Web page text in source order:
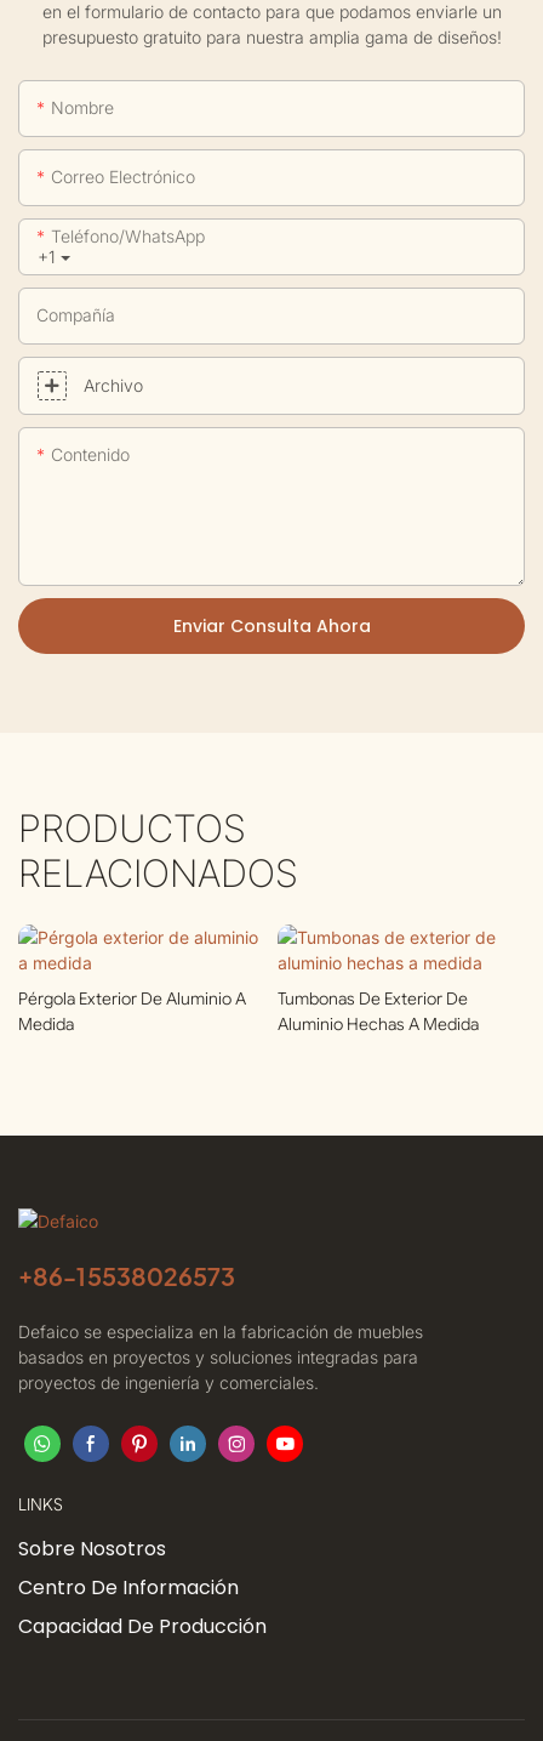
en el formulario de contacto para que podamos enviarle un
presupuesto gratuito para nuestra amplia gama de diseños!
Nombre
Correo Electrónico
+1
Teléfono/WhatsApp
Compañía
Archivo
Contenido
Enviar Consulta Ahora
PRODUCTOS
RELACIONADOS
Pérgola Exterior De Aluminio A
Medida
Tumbonas De Exterior De
Aluminio Hechas A Medida
+86-15538026573
Defaico se especializa en la fabricación de muebles
basados ​​en proyectos y soluciones integradas para
proyectos de ingeniería y comerciales.
LINKS
Sobre Nosotros
Centro De Información
Capacidad De Producción